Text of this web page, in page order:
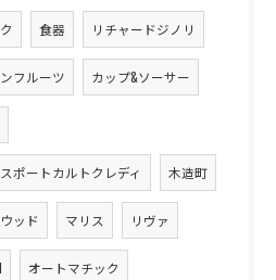
食器 リチャードジノリ
フルーツ カップ&ソーサー
ポートカルトクレディ 木造町
ッド マリス リヴァ
オートマチック